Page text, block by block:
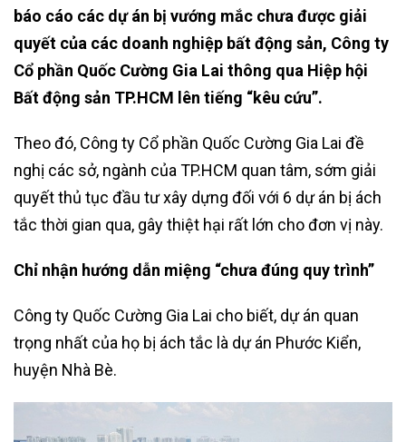
báo cáo các dự án bị vướng mắc chưa được giải
quyết của các doanh nghiệp bất động sản, Công ty
Cổ phần Quốc Cường Gia Lai thông qua Hiệp hội
Bất động sản TP.HCM lên tiếng “kêu cứu”.
Theo đó, Công ty Cổ phần Quốc Cường Gia Lai đề
nghị các sở, ngành của TP.HCM quan tâm, sớm giải
quyết thủ tục đầu tư xây dựng đối với 6 dự án bị ách
tắc thời gian qua, gây thiệt hại rất lớn cho đơn vị này.
Chỉ nhận hướng dẫn miệng “chưa đúng quy trình”
Công ty Quốc Cường Gia Lai cho biết, dự án quan
trọng nhất của họ bị ách tắc là dự án Phước Kiển,
huyện Nhà Bè.